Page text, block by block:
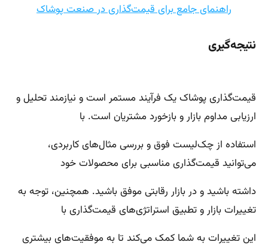
راهنمای جامع برای قیمت‌گذاری در صنعت پوشاک
نتیجه‌گیری
قیمت‌گذاری پوشاک یک فرآیند مستمر است و نیازمند تحلیل و
ارزیابی مداوم بازار و بازخورد مشتریان است. با
استفاده از چک‌لیست فوق و بررسی مثال‌های کاربردی،
می‌توانید قیمت‌گذاری مناسبی برای محصولات خود
داشته باشید و در بازار رقابتی موفق باشید. همچنین، توجه به
تغییرات بازار و تطبیق استراتژی‌های قیمت‌گذاری با
این تغییرات به شما کمک می‌کند تا به موفقیت‌های بیشتری